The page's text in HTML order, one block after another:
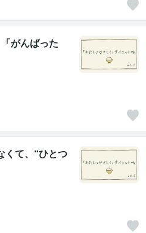
がんばった
くて、“ひとつ